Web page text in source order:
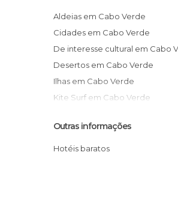
Aldeias em Cabo Verde
Cidades em Cabo Verde
De interesse cultural em Cabo
Desertos em Cabo Verde
Ilhas em Cabo Verde
Kite Surf em Cabo Verde
Praias em Cabo Verde
Outras informações
Hotéis baratos